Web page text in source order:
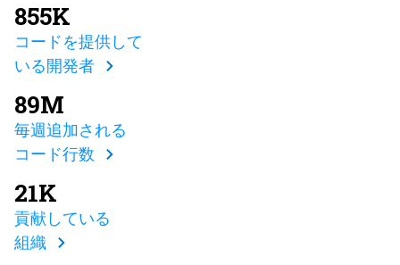
855K
コードを提供して
いる開発者
89M
毎週追加される
コード行数
21K
貢献している
組織